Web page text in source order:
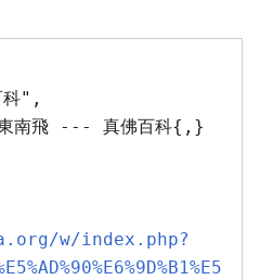
w/index.php?